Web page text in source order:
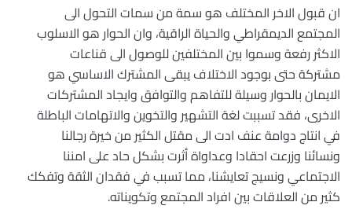
ان قبول الاخر المختلف هو سمة من سمات التحول الى
المجتمع الديمقراطي والحياة الراقية، وان الحوار هو الاسلوب
الاكثر رفعة وسموا بين المختلفين للوصول الى قناعات
مشتركة حتى بوجود الاختلاف يبقى المشترك الاساسي هو
الايمان بالحوار وسيلة للتفاهم والتوافق وايجاد المشتركات
الاخرى، فقد تسببت لغة التشهير والتخوين والاتهامات الباطلة
في انتاج دوامة عنف ادت الى مقتل الكثير من خيرة رجالنا
ونسائنا وزرعت احقادا وعداواة أثرت بشكل حاد على امننا
الاجتماعي ونسيج تعايشنا، مما تسبب في فقدان الثقة وتفكك
كثير من العلاقات بين افراد المجتمع وتكويناته.